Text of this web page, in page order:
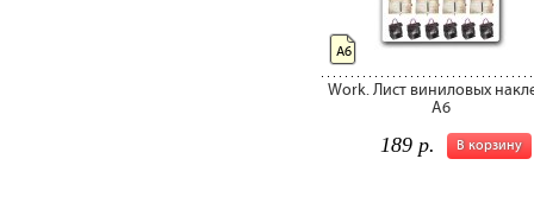
Work. Лист виниловых
А6
В корзину
189 р.
А6